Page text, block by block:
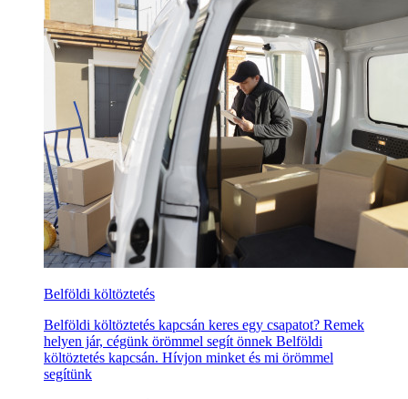
Belföldi költöztetés
Belföldi költöztetés kapcsán keres egy csapatot? Remek
helyen jár, cégünk örömmel segít önnek Belföldi
költöztetés kapcsán. Hívjon minket és mi örömmel
segítünk